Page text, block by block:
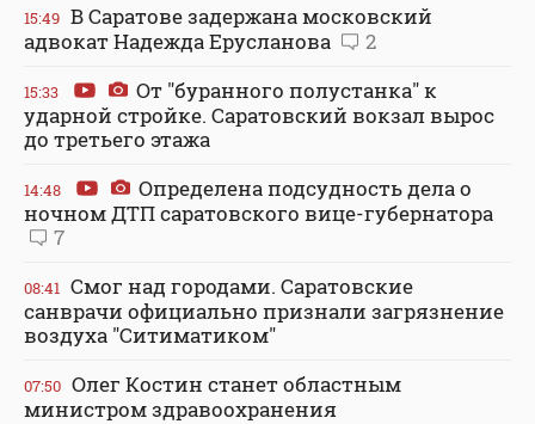
15:49 В Саратове задержана московский
адвокат Надежда Ерусланова
2
15:33
От "буранного полустанка" к
ударной стройке. Саратовский вокзал вырос
до третьего этажа
14:48
Определена подсудность дела о
ночном ДТП саратовского вице-губернатора
7
08:41 Смог над городами. Саратовские
санврачи официально признали загрязнение
воздуха "Ситиматиком"
07:50 Олег Костин станет областным
министром здравоохранения